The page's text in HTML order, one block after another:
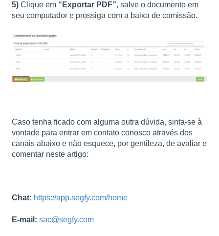
5) Clique em “Exportar PDF”, salve o documento em
seu computador e prossiga com a baixa de comissão.
Caso tenha ficado com alguma outra dúvida, sinta-se à
vontade para entrar em contato conosco através dos
canais abaixo e não esquece, por gentileza, de avaliar e
comentar neste artigo:
Chat: https://app.segfy.com/home
E-mail: sac@segfy.com